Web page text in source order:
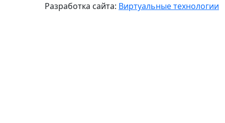
Разработка сайта: Виртуальные технологии